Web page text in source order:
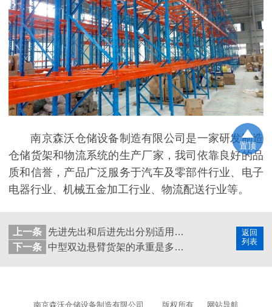
南京森沃仓储设备制造有限公司是一家研发制造
仓储货架和物流系统的生产厂家，我司依靠良好的品
质和信誉，产品广泛服务于汽车及零部件行业、电子
电器行业、机械五金加工行业、物流配送行业等。
返回
列表
上一条
先进先出和后进先出分别适用于哪些仓储货架?
下一条
中型双边悬臂货架的承重是多少？森沃仓储带你了解！
置顶
南京森沃仓储设备制造有限公司 版权所有 网站导航